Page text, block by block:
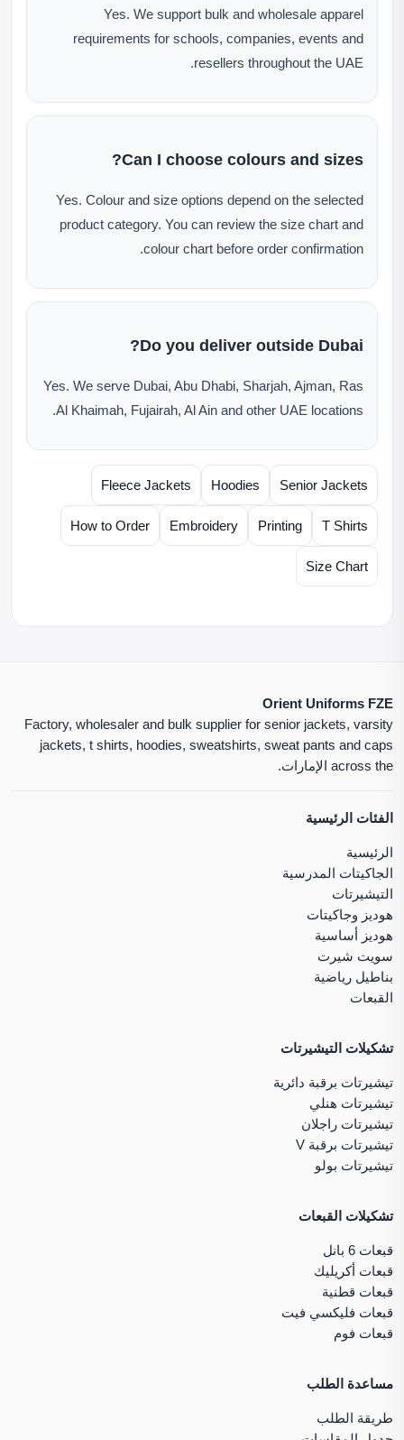
Yes. We support bulk and wholesale apparel
requirements for schools, companies, events and
resellers throughout the UAE.
Can I choose colours and sizes?
Yes. Colour and size options depend on the selected
product category. You can review the size chart and
colour chart before order confirmation.
Do you deliver outside Dubai?
Yes. We serve Dubai, Abu Dhabi, Sharjah, Ajman, Ras
Al Khaimah, Fujairah, Al Ain and other UAE locations.
Senior Jackets
Hoodies
Fleece Jackets
T Shirts
Printing
Embroidery
How to Order
Size Chart
Orient Uniforms FZE
Factory, wholesaler and bulk supplier for senior jackets, varsity
jackets, t shirts, hoodies, sweatshirts, sweat pants and caps
across the الإمارات.
الفئات الرئيسية
الرئيسية
الجاكيتات المدرسية
التيشيرتات
هوديز وجاكيتات
هوديز أساسية
سويت شيرت
بناطيل رياضية
القبعات
تشكيلات التيشيرتات
تيشيرتات برقبة دائرية
تيشيرتات هنلي
تيشيرتات راجلان
تيشيرتات برقبة V
تيشيرتات بولو
تشكيلات القبعات
قبعات 6 بانل
قبعات أكريليك
قبعات قطنية
قبعات فليكسي فيت
قبعات فوم
مساعدة الطلب
طريقة الطلب